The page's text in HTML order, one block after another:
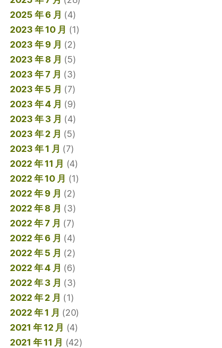
2025 年 6 月 (4)
2023 年 10 月 (1)
2023 年 9 月 (2)
2023 年 8 月 (5)
2023 年 7 月 (3)
2023 年 5 月 (7)
2023 年 4 月 (9)
2023 年 3 月 (4)
2023 年 2 月 (5)
2023 年 1 月 (7)
2022 年 11 月 (4)
2022 年 10 月 (1)
2022 年 9 月 (2)
2022 年 8 月 (3)
2022 年 7 月 (7)
2022 年 6 月 (4)
2022 年 5 月 (2)
2022 年 4 月 (6)
2022 年 3 月 (3)
2022 年 2 月 (1)
2022 年 1 月 (20)
2021 年 12 月 (4)
2021 年 11 月 (42)